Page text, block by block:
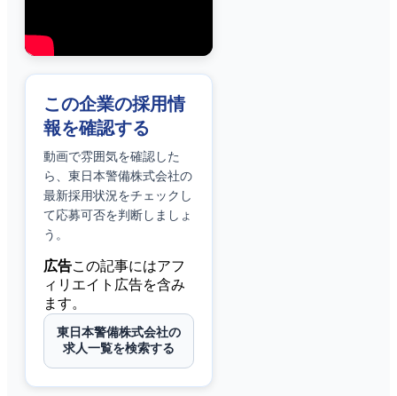
この企業の採用情
報を確認する
動画で雰囲気を確認した
ら、 東日本警備株式会社の
最新採用状況をチェックし
て応募可否を判断しましょ
う。
広告この記事にはアフ
ィリエイト広告を含み
ます。
東日本警備株式会社の
求人一覧を検索する